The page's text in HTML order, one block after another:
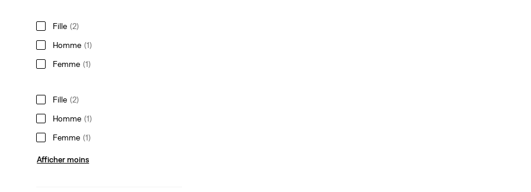
Fille (2)
Homme (1)
Femme (1)
Fille (2)
Homme (1)
Femme (1)
Afficher moins